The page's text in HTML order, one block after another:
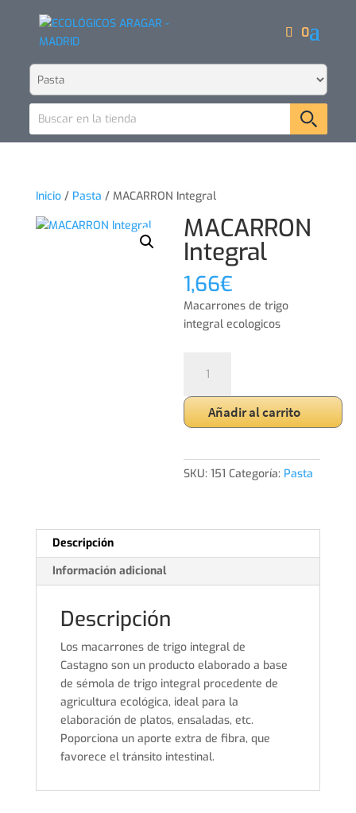
0
Inicio/ Pasta / MACARRON Integral
MACARRON
Integral
1,66€
Macarrones de trigo
integral ecologicos
Integral
cantidad
Añadir al carrito
SKU:151 Categoría: Pasta
Descripción
Información adicional
Descripción
Los macarrones de trigo integral de
Castagno son un producto elaborado a base
de sémola de trigo integral procedente de
agricultura ecológica, ideal para la
elaboración de platos, ensaladas, etc.
Poporciona un aporte extra de fibra, que
favorece el tránsito intestinal.